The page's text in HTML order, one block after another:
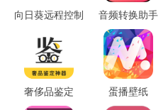
向日葵远程控制 音频转换助手
奢侈品鉴定 蛋播壁纸